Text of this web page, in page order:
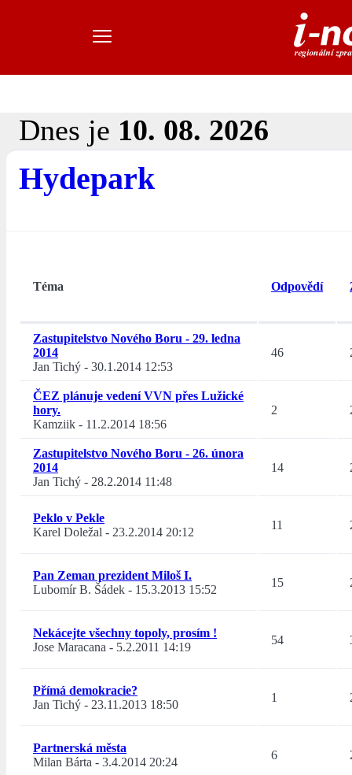
Dnes je 10. 08. 2026
Hydepark
Téma Odpovědí
Zastupitelstvo Nového Boru - 29. ledna
2014
Jan Tichý - 30.1.2014 12:53
46
ČEZ plánuje vedení VVN přes Lužické
hory.
Kamziik - 11.2.2014 18:56
2
Zastupitelstvo Nového Boru - 26. února
2014
Jan Tichý - 28.2.2014 11:48
14
Peklo v Pekle
Karel Doležal - 23.2.2014 20:12
11
Pan Zeman prezident Miloš I.
Lubomír B. Šádek - 15.3.2013 15:52
15
Nekácejte všechny topoly, prosím !
Jose Maracana - 5.2.2011 14:19
54
Přímá demokracie?
Jan Tichý - 23.11.2013 18:50
1
Partnerská města
Milan Bárta - 3.4.2014 20:24
6